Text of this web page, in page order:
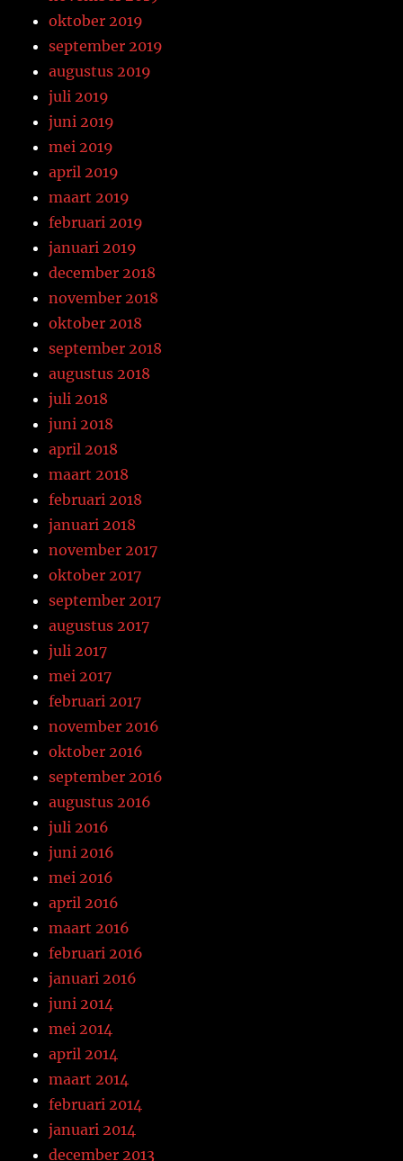
oktober 2019
september 2019
augustus 2019
juli 2019
juni 2019
mei 2019
april 2019
maart 2019
februari 2019
januari 2019
december 2018
november 2018
oktober 2018
september 2018
augustus 2018
juli 2018
juni 2018
april 2018
maart 2018
februari 2018
januari 2018
november 2017
oktober 2017
september 2017
augustus 2017
juli 2017
mei 2017
februari 2017
november 2016
oktober 2016
september 2016
augustus 2016
juli 2016
juni 2016
mei 2016
april 2016
maart 2016
februari 2016
januari 2016
juni 2014
mei 2014
april 2014
maart 2014
februari 2014
januari 2014
december 2013